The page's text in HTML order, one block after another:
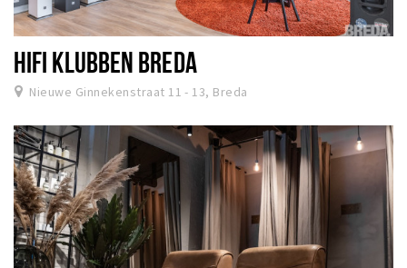
HIFI KLUBBEN BREDA
Nieuwe Ginnekenstraat 11 - 13, Breda